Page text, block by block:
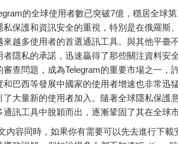
的全球使用者數已突破7億，穩居全球
保護和資訊安全的重視，特別是在俄羅斯
來越多使用者的首選通訊工具。與其他平臺
隱私的承諾，迅速贏得了那些關注資料安
查問題，成為Telegram的重要市場之一，
和巴西等發展中國家的使用者增速也非常迅
大量新的使用者加入。隨著全球隱私保護
訊工具中脫穎而出，逐漸鞏固了其在全球
同時，如果你有需要可以先去進行下載